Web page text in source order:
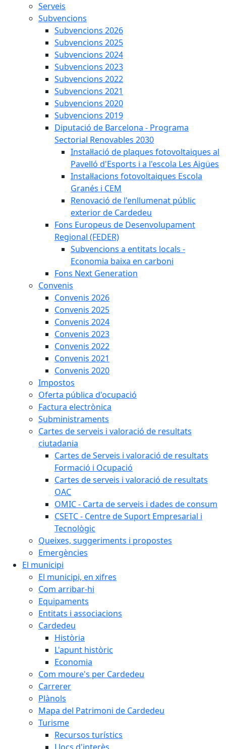
Serveis
Subvencions
Subvencions 2026
Subvencions 2025
Subvencions 2024
Subvencions 2023
Subvencions 2022
Subvencions 2021
Subvencions 2020
Subvencions 2019
Diputació de Barcelona - Programa
Sectorial Renovables 2030
Instal·lació de plaques fotovoltaiques al
Pavelló d'Esports i a l'escola Les Aigües
Instal·lacions fotovoltaiques Escola
Granés i CEM
Renovació de l'enllumenat públic
exterior de Cardedeu
Fons Europeus de Desenvolupament
Regional (FEDER)
Subvencions a entitats locals -
Economia baixa en carboni
Fons Next Generation
Convenis
Convenis 2026
Convenis 2025
Convenis 2024
Convenis 2023
Convenis 2022
Convenis 2021
Convenis 2020
Impostos
Oferta pública d'ocupació
Factura electrònica
Subministraments
Cartes de serveis i valoració de resultats
ciutadania
Cartes de Serveis i valoració de resultats
Formació i Ocupació
Cartes de serveis i valoració de resultats
OAC
OMIC - Carta de serveis i dades de consum
CSETC - Centre de Suport Empresarial i
Tecnològic
Queixes, suggeriments i propostes
Emergències
El municipi
El municipi, en xifres
Com arribar-hi
Equipaments
Entitats i associacions
Cardedeu
Història
L'apunt històric
Economia
Com moure's per Cardedeu
Carrerer
Plànols
Mapa del Patrimoni de Cardedeu
Turisme
Recursos turístics